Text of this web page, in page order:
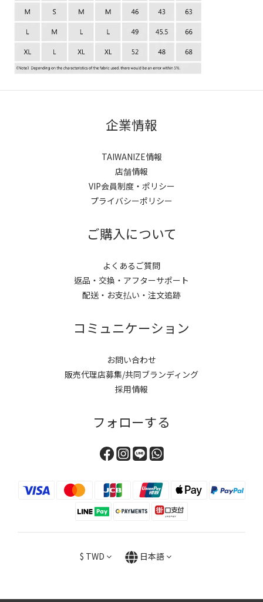
企業情報
TAIWANIZE情報
店舗情報
VIP会員制度・ポリシー
プライバシーポリシー
ご購入について
よくあるご質問
返品・交換・アフターサポート
配送・お支払い・注文追跡
コミュニケーション
お問い合わせ
販売代理店募集/共同ブランディング
採用情報
フォローする
$ TWD 日本語